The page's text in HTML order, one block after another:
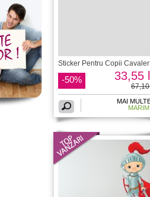
Sticker Pentru Copii Cavaler
-50% 33,55
MAI